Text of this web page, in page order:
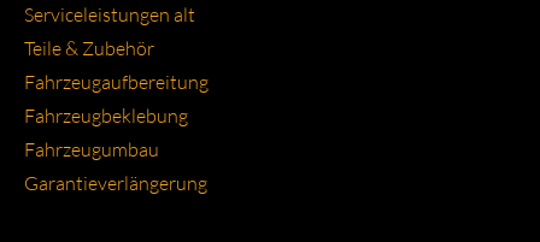
Ser­vice­leis­tun­gen alt
Tei­le & Zube­hör
Fahr­zeug­auf­be­rei­tung
Fahr­zeug­be­kle­bung
Fahr­zeug­um­bau
Garantie­verlängerung